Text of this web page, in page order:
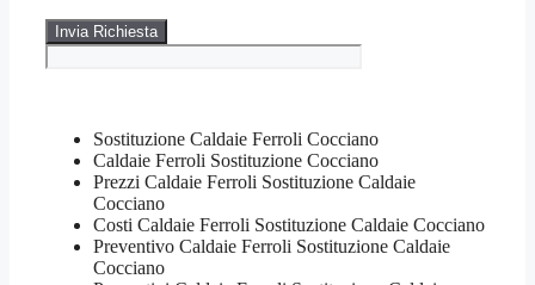
Sostituzione Caldaie Ferroli Cocciano
Caldaie Ferroli Sostituzione Cocciano
Prezzi Caldaie Ferroli Sostituzione Caldaie
Cocciano
Costi Caldaie Ferroli Sostituzione Caldaie Cocciano
Preventivo Caldaie Ferroli Sostituzione Caldaie
Cocciano